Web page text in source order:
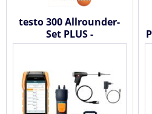
testo 300 Allrounder-
Set PLUS -
Abgasmessgerät 0564